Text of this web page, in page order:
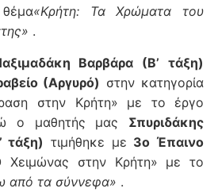
«Κρήτη: Τα Χρώματα του
.
Βαρβάρα (Β’ τάξη)
(Αργυρό) στην κατηγορία
στην Κρήτη» με το έργο
ο μαθητής μας Σπυριδάκης
τάξη) τιμήθηκε με 3ο Έπαινο
Χειμώνας στην Κρήτη» με το
από τα σύννεφα» .